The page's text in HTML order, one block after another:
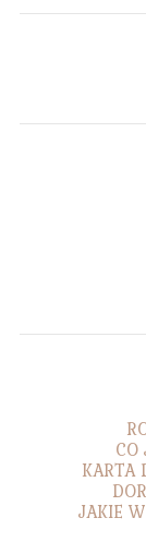
CO
KARTA
JAKIE